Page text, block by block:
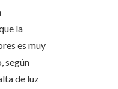
la
es muy
según
de luz